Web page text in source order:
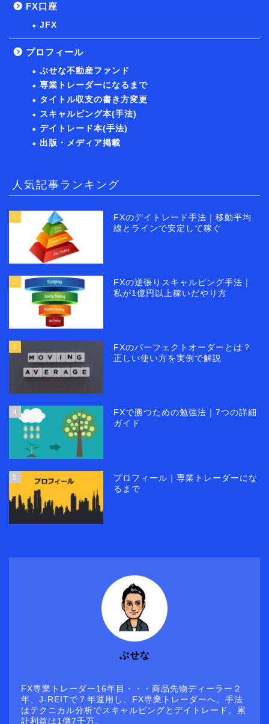
FX口座
JFX
プロフィール
ぶせな不動産ファンド
専業トレーダーになるまで
タイトル収支の書き方変更
スキャルピング本(手法)
デイトレード本(手法)
出版・メディア掲載
人気記事ランキング
1
FXのデイトレード手法｜移動平均
線とラインで安定して稼ぐ
2
FXの逆張りスキャルピング手法｜
私が1億円以上稼いだやり方
3
FXのパーフェクトオーダーとは？
正しい使い方を実例で解説
4
FXで勝つための勉強法｜7つの詳細
ガイド
5
プロフィール｜専業トレーダーにな
るまで
ぶせな
FX専業トレーダー16年目・・・商品先物ディーラー２
年、J-REITで７年運用し、FX専業トレーダーへ。手法
はテクニカル分析でスキャルピングとデイトレード。累
計利益は1億7千万。